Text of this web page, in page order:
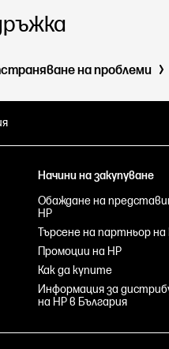
на проблеми
Начини на закупуване
Обаждане на
HP
Търсене на партньор на
Промоции на HP
Как да купите
Информация за
на HP в България